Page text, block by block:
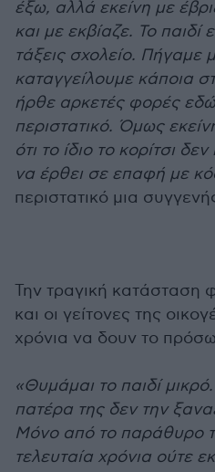
έξω, αλλά εκείνη με
και με εκβίαζε. Το παιδί
τάξεις σχολείο. Πήγαμε
καταγγείλουμε κάποια
ήρθε αρκετές φορές
περιστατικό. Όμως
ότι το ίδιο το κορίτσι
να έρθει σε επαφή με
περιστατικό μια
Την τραγική κατάσταση
και οι γείτονες της
χρόνια να δουν το
«Θυμάμαι το παιδί
πατέρα της δεν την
Μόνο από το παράθυρο
τελευταία χρόνια ούτε